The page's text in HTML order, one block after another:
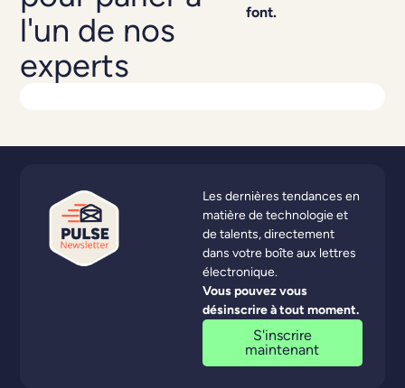
l'un de nos
experts
font.
Les dernières tendances en
matière de technologie et
de talents, directement
dans votre boîte aux lettres
électronique.
Vous pouvez vous
désinscrire à tout moment.
S'inscrire
maintenant